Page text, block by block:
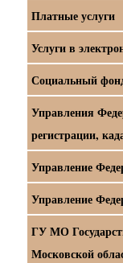
Платные услуги
Услуги в
Социальный
Управления
регистрации,
Управление
Управление
ГУ МО
Московской